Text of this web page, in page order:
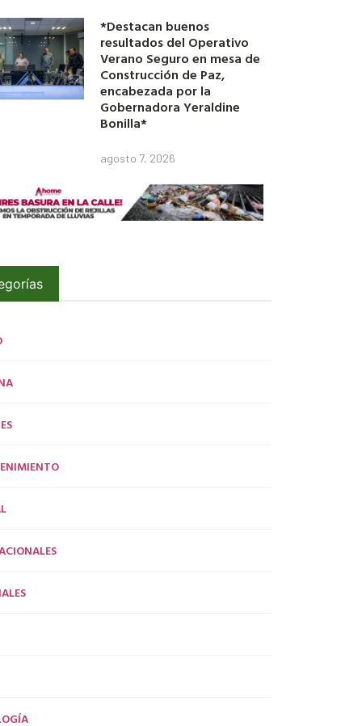
*Destacan buenos
resultados del Operativo
Verano Seguro en mesa de
Construcción de Paz,
encabezada por la
Gobernadora Yeraldine
Bonilla*
agosto 7, 2026